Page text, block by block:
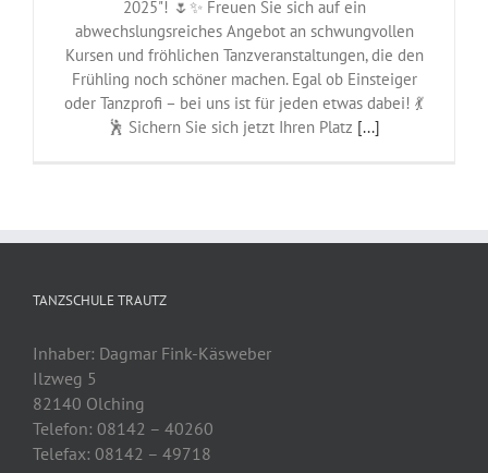
2025"! 🌷✨ Freuen Sie sich auf ein
abwechslungsreiches Angebot an schwungvollen
Kursen und fröhlichen Tanzveranstaltungen, die den
Frühling noch schöner machen. Egal ob Einsteiger
oder Tanzprofi – bei uns ist für jeden etwas dabei! 💃
🕺 Sichern Sie sich jetzt Ihren Platz [...]
TANZSCHULE TRAUTZ
Inhaber: Dagmar Fink-Käsweber
Ilzweg 5
82140 Olching
Telefon: 08142 – 40260
Telefax: 08142 – 49718